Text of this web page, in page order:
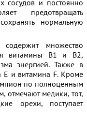
сосудов и постоянно
предотвращать
нормальную
множество
витамины В1 и В2,
энергией. Также в
Е и витамина F. Кроме
по полноценным
отмечают медики, тот,
орехи, поступает